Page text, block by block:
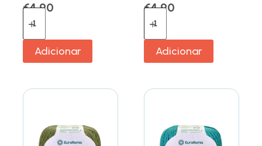
€4.90
Adicionar
€4.90
Adicionar